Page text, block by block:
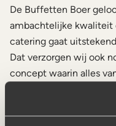
De Buffetten Boer
ambachtelijke kwaliteit
catering gaat
Dat verzorgen wij ook
concept waarin alles
Buffet